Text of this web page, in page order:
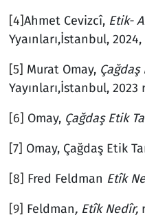
[4]Ahmet Cevizcî, Etik-
Yyaınları,İstanbul, 2024,
[5] Murat Omay, Çağdaş
Yayınları,İstanbul, 2023
[6] Omay, Çağdaş Etik
[7] Omay, Çağdaş Etik
[8] Fred Feldman Etîk
[9] Feldman, Etîk Nedîr,